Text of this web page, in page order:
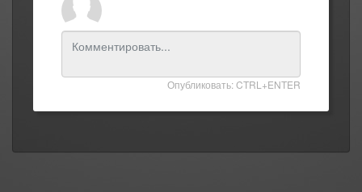
Опубликовать: CTRL+ENTER